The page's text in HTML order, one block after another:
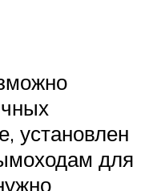
установлен
для